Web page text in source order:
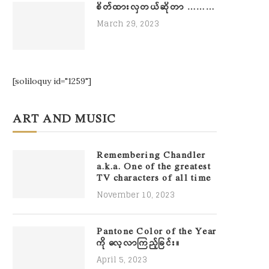
စိတ်ထားလှတယ်ဆိုတာ ………
March 29, 2023
[soliloquy id="1259"]
ART AND MUSIC
Remembering Chandler
a.k.a. One of the greatest
TV characters of all time
November 10, 2023
Pantone Color of the Year
ကို လေ့လာကြည့်ခြင်း။
April 5, 2023